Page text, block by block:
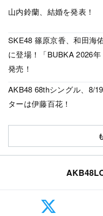
山内鈴蘭、結婚を発表！
SKE48 篠原京香、和田海
に登場！「BUBKA 2026
発売！
AKB48 68thシングル、8/
ターは伊藤百花！